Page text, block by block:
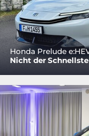
Honda Prelude
Nicht der